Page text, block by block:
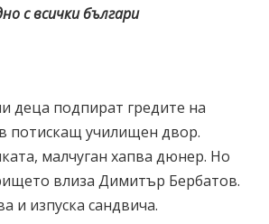
с всички българи
деца подпират гредите на
потискащ училищен двор.
малчуган хапва дюнер. Но
влиза Димитър Бербатов.
и изпуска сандвича.